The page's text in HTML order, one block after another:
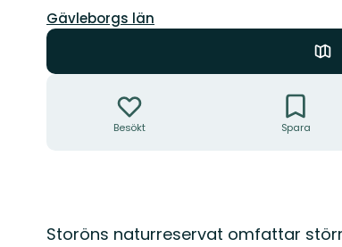
Län:
Gävleborgs län
Besökt Spara
Beskrivning
Storöns naturreservat omfattar